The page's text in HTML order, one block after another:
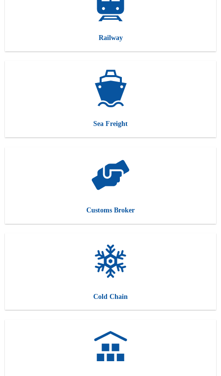
Railway
Sea Freight
Customs Broker
Cold Chain